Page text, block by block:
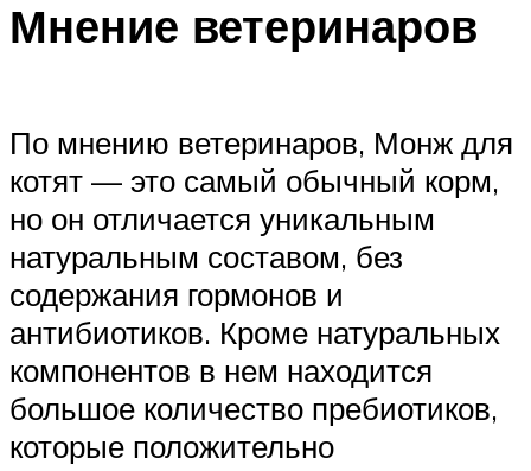
Мнение ветеринаров
По мнению ветеринаров, Монж для
котят — это самый обычный корм,
но он отличается уникальным
натуральным составом, без
содержания гормонов и
антибиотиков. Кроме натуральных
компонентов в нем находится
большое количество пребиотиков,
которые положительно